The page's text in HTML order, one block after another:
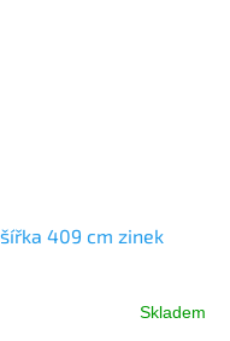
409 cm zinek
Skladem